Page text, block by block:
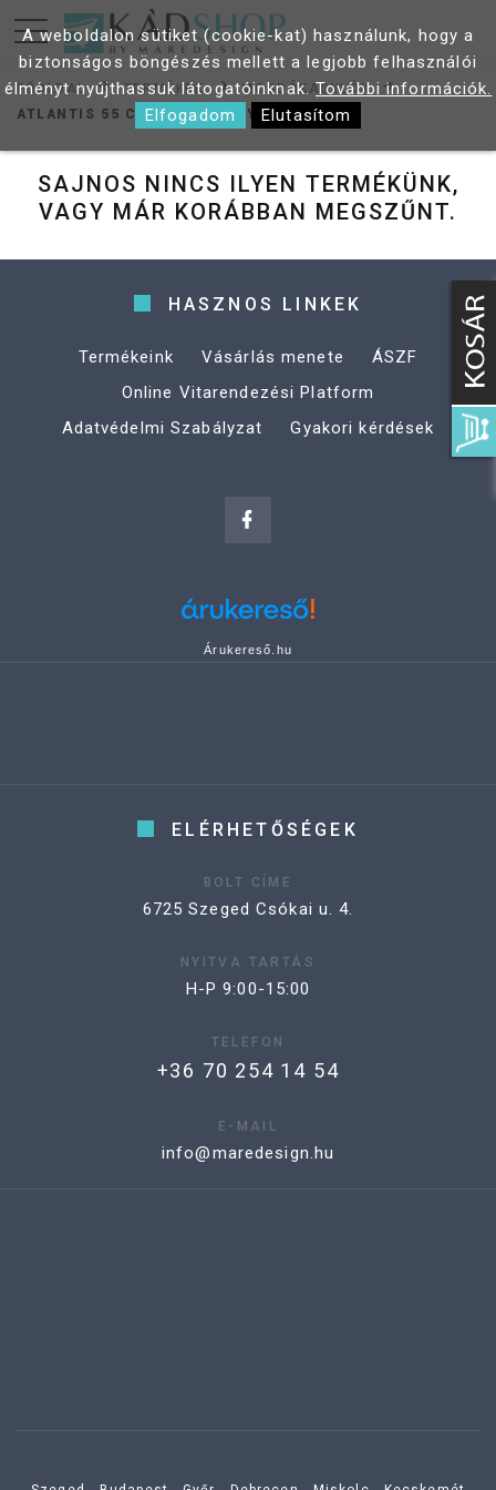
FŐOLDAL TERMÉKEK
MOSDÓKAGYLÓK
ATLANTIS 55 CM MOSDÓKAGYLÓ
SAJNOS NINCS ILYEN TERMÉKÜNK,
VAGY MÁR KORÁBBAN MEGSZŰNT.
HASZNOS LINKEK
Termékeink Vásárlás menete
ÁSZF
Online Vitarendezési Platform
Adatvédelmi Szabályzat
Gyakori kérdések
Árukereső.hu
ELÉRHETŐSÉGEK
BOLT CÍME
6725 Szeged Csókai u. 4.
NYITVA TARTÁS
H-P 9:00-15:00
TELEFON
+36 70 254 14 54
E-MAIL
info@maredesign.hu
A weboldalon sütiket (cookie-kat) használunk, hogy a
biztonságos böngészés mellett a legjobb felhasználói
élményt nyújthassuk látogatóinknak.További információk.
Elfogadom
Elutasítom